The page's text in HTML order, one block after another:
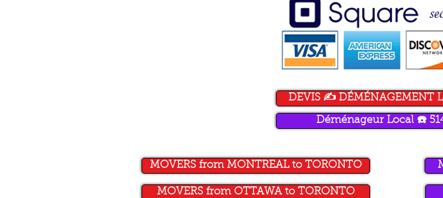
DEVIS ✍️ DÉMÉNAGEMENT
Déménageur Local ☎️
MOVERS from MONTREAL to TORONTO
MOVERS from OTTAWA to TORONTO